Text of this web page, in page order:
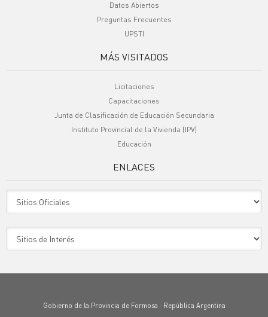
Datos Abiertos
Preguntas Frecuentes
UPSTI
MÁS VISITADOS
Licitaciones
Capacitaciones
Junta de Clasificación de Educación Secundaria
Instituto Provincial de la Vivienda (IPV)
Educación
ENLACES
Gobierno de la Provincia de Formosa · República Argentina